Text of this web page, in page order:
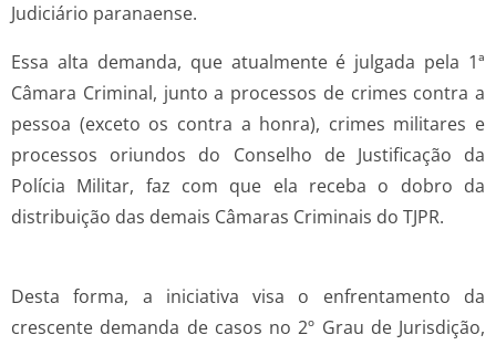
Judiciário paranaense.
Essa alta demanda, que atualmente é julgada pela 1ª
Câmara Criminal, junto a processos de crimes contra a
pessoa (exceto os contra a honra), crimes militares e
processos oriundos do Conselho de Justificação da
Polícia Militar, faz com que ela receba o dobro da
distribuição das demais Câmaras Criminais do TJPR.
Desta forma, a iniciativa visa o enfrentamento da
crescente demanda de casos no 2º Grau de Jurisdição,